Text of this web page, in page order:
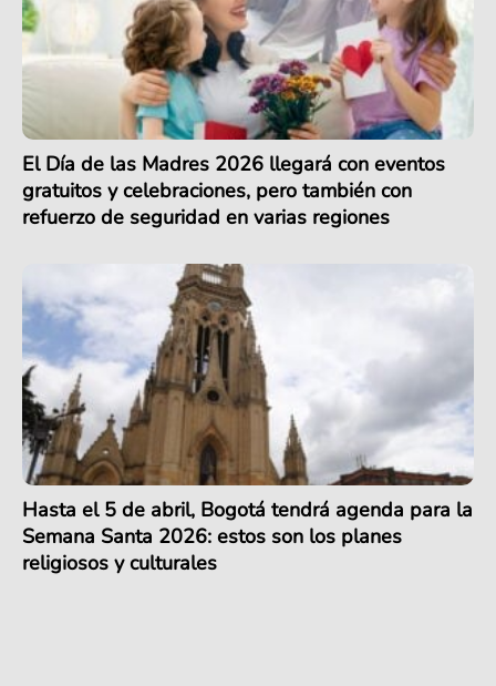
El Día de las Madres 2026 llegará con eventos
gratuitos y celebraciones, pero también con
refuerzo de seguridad en varias regiones
Hasta el 5 de abril, Bogotá tendrá agenda para la
Semana Santa 2026: estos son los planes
religiosos y culturales